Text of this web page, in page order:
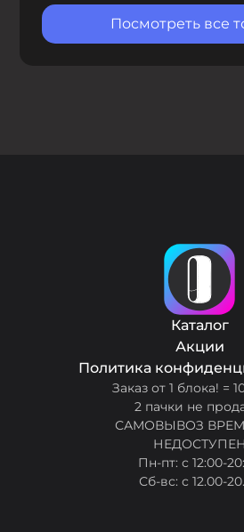
Посмотреть все
Каталог
Акции
Политика
Заказ от 1 блока! =
2 пачки не
САМОВЫВОЗ
НЕДОСТУПЕН
Пн-пт: с 12:00-
Сб-вс: с 12.00-